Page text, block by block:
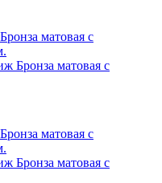
матовая с
матовая с